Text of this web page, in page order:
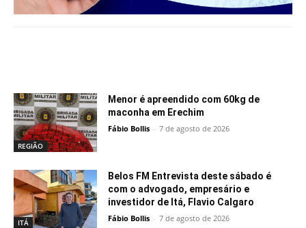
REGIÃO
Menor é apreendido com 60kg de
maconha em Erechim
Fábio Bollis - 7 de agosto de 2026
ITÁ
Belos FM Entrevista deste sábado é
com o advogado, empresário e
investidor de Itá, Flavio Calgaro
Fábio Bollis - 7 de agosto de 2026